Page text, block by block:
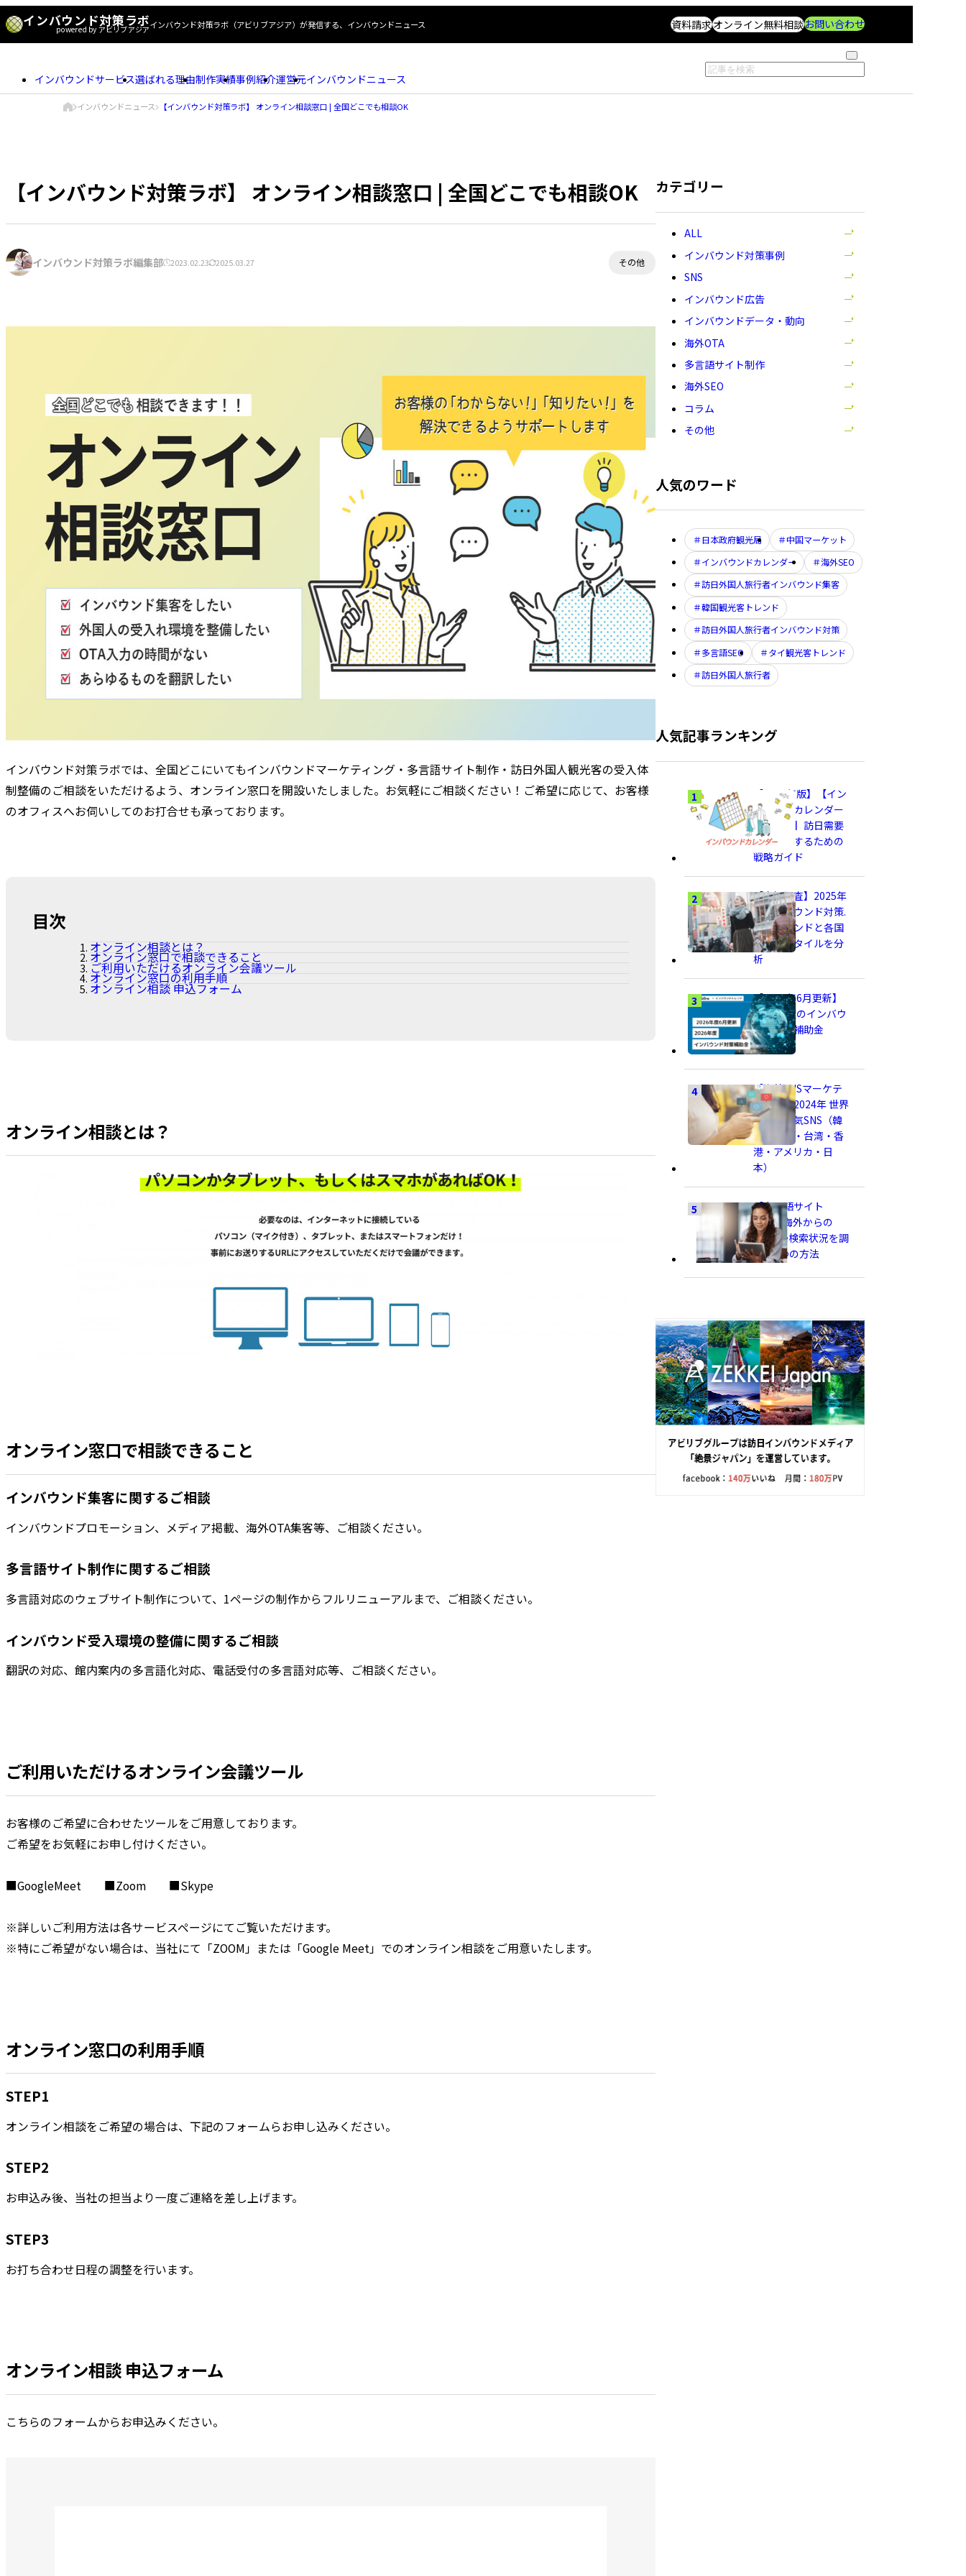
インバウンド対策ラボ（アビリブアジア）が発信する、インバウンドニュース
インバウンド対策ラボ
powered by アビリブアジア 資料請求オンライン無料相談お問い合わせ
ビ
インバウンドサービス選ばれる理由制作実績事例紹介運営元インバウンドニュース
記
を
検
索
インバウンドニュース 【インバウンド対策ラボ】 オンライン相談窓口 | 全国どこでも相談OK
【インバウンド対策ラボ】 オンライン相談窓口 | 全国どこでも相談OK
著
者:
インバウンド対策ラボ編集部公2023.02.23更2025.03.27 その他
インバウンド対策ラボでは、全国どこにいてもインバウンドマーケティング・多言語サイト制作・訪日外国人観光客の受入体
制整備のご相談をいただけるよう、オンライン窓口を開設いたしました。お気軽にご相談ください！ご希望に応じて、お客様
のオフィスへお伺いしてのお打合せも承っております。
目次
オンライン相談とは？
オンライン窓口で相談できること
ご利用いただけるオンライン会議ツール
オンライン窓口の利用手順
オンライン相談 申込フォーム
オンライン相談とは？
オンライン窓口で相談できること
インバウンド集客に関するご相談
インバウンドプロモーション、メディア掲載、海外OTA集客等、ご相談ください。
多言語サイト制作に関するご相談
多言語対応のウェブサイト制作について、1ページの制作からフルリニューアルまで、ご相談ください。
インバウンド受入環境の整備に関するご相談
翻訳の対応、館内案内の多言語化対応、電話受付の多言語対応等、ご相談ください。
ご利用いただけるオンライン会議ツール
お客様のご希望に合わせたツールをご用意しております。
ご希望をお気軽にお申し付けください。
■GoogleMeet ■Zoom ■Skype
※詳しいご利用方法は各サービスページにてご覧いただけます。
※特にご希望がない場合は、当社にて「ZOOM」または「Google Meet」でのオンライン相談をご用意いたします。
オンライン窓口の利用手順
STEP1
オンライン相談をご希望の場合は、下記のフォームらお申し込みください。
STEP2
お申込み後、当社の担当より一度ご連絡を差し上げます。
STEP3
お打ち合わせ日程の調整を行います。
オンライン相談 申込フォーム
こちらのフォームからお申込みください。
カテゴリー
て
の
事
表
示
インバウンド対策事例
SNS
インバウンド広告
インバウンドデータ・動向
海外OTA
多言語サイト制作
海外SEO
コラム
その他
人気のワード
日本政府観光局
中国マーケット
インバウンドカレンダー
海外SEO
訪日外国人旅行者インバウンド集客
韓国観光客トレンド
訪日外国人旅行者インバウンド対策
多言語SEO
タイ観光客トレンド
訪日外国人旅行者
人気記事ランキング
【2026年版】【イン
バウンドカレンダー
徹底解説】訪日需要
を最大化するための
戦略ガイド
【市場調査】2025年
のインバウンド対策.
旅行トレンドと各国
の旅行スタイルを分
析
【2026年6月更新】
2026年度のインバウ
ンド対策補助金
【海外SNSマーケテ
ィング】2024年 世界
各国の人気SNS（韓
国・中国・台湾・香
港・アメリカ・日
本）
【多言語サイト
SEO】海外からの
Google検索状況を調
べる3つの方法